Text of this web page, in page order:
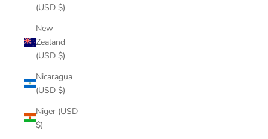
(USD $)
New
Zealand
(USD $)
Nicaragua
(USD $)
Niger (USD
$)